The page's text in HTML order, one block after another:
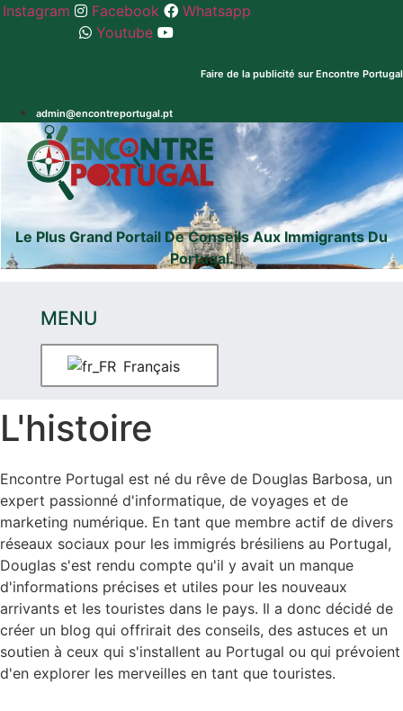
Skip
Instagram Facebook
Whatsapp
Youtube
Faire de la publicité sur Encontre Portugal
admin@encontreportugal.pt
Le Plus Grand Portail De Conseils Aux Immigrants Du
Portugal.
MENU
Whatsapp
seu
dominio
.pt e
.com
Boutique
Encontre
Explicadores
Français
L'histoire
Encontre Portugal est né du rêve de Douglas Barbosa, un
expert passionné d'informatique, de voyages et de
marketing numérique. En tant que membre actif de divers
réseaux sociaux pour les immigrés brésiliens au Portugal,
Douglas s'est rendu compte qu'il y avait un manque
d'informations précises et utiles pour les nouveaux
arrivants et les touristes dans le pays. Il a donc décidé de
créer un blog qui offrirait des conseils, des astuces et un
soutien à ceux qui s'installent au Portugal ou qui prévoient
d'en explorer les merveilles en tant que touristes.